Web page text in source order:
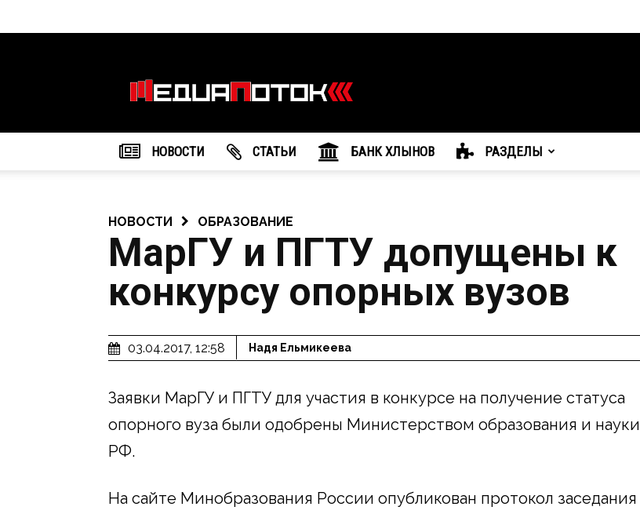
агентство
"МедиаПоток"
НОВОСТИ CТАТЬИ БАНК ХЛЫНОВ РАЗДЕЛЫ
НОВОСТИ ОБРАЗОВАНИЕ
МарГУ и ПГТУ допущены к
конкурсу опорных вузов
03.04.2017, 12:58 Надя Ельмикеева
Заявки МарГУ и ПГТУ для участия в конкурсе на получение статуса
опорного вуза были одобрены Министерством образования и науки
РФ.
На сайте Минобразования России опубликован протокол заседания